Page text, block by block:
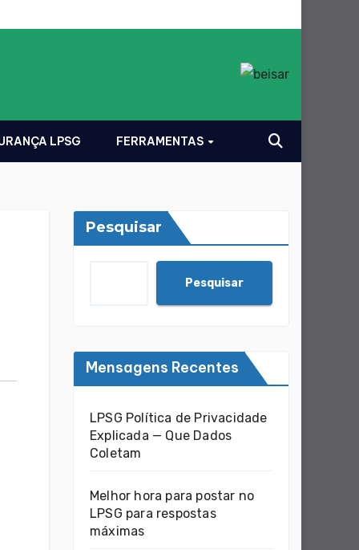
LPSG FERRAMENTAS
Pesquisar
Pesquisar
Mensagens Recentes
LPSG Política de Privacidade
Explicada — Que Dados
Coletam
Melhor hora para postar no
LPSG para respostas
máximas